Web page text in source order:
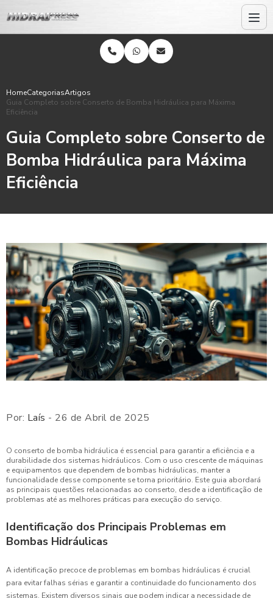
HomeCategoriasArtigos
Guia Completo sobre Conserto de Bomba Hidráulica para Máxima
Eficiência
Guia Completo sobre Conserto de
Bomba Hidráulica para Máxima
Eficiência
Por: Laís - 26 de Abril de 2025
O conserto de bomba hidráulica é essencial para garantir a eficiência e a
durabilidade dos sistemas hidráulicos. Com o uso crescente de máquinas
e equipamentos que dependem de bombas hidráulicas, manter a
funcionalidade desse componente se torna prioritário. Este guia abordará
as principais questões relacionadas ao conserto, desde a identificação de
problemas até as melhores práticas para execução do serviço.
Identificação dos Principais Problemas em
Bombas Hidráulicas
A identificação precoce de problemas em bombas hidráulicas é crucial
para evitar falhas sérias e garantir a continuidade do funcionamento dos
sistemas. Existem diversos sinais que podem indicar a necessidade de